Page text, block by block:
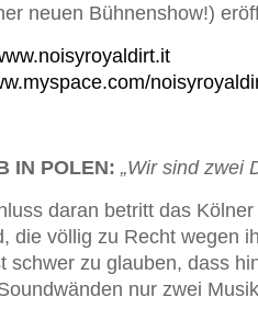
neuen Bühnenshow!)
IN POLEN: „Wir sind zwei
daran betritt das
die völlig zu Recht wegen
schwer zu glauben, dass
nur zwei